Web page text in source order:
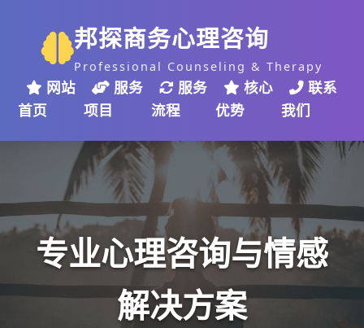
邦探商务心理咨询
Professional Counseling & Therapy
网站
首页
服务
项目
服务
流程
核心
优势
联系
我们
专业心理咨询与情感
解决方案